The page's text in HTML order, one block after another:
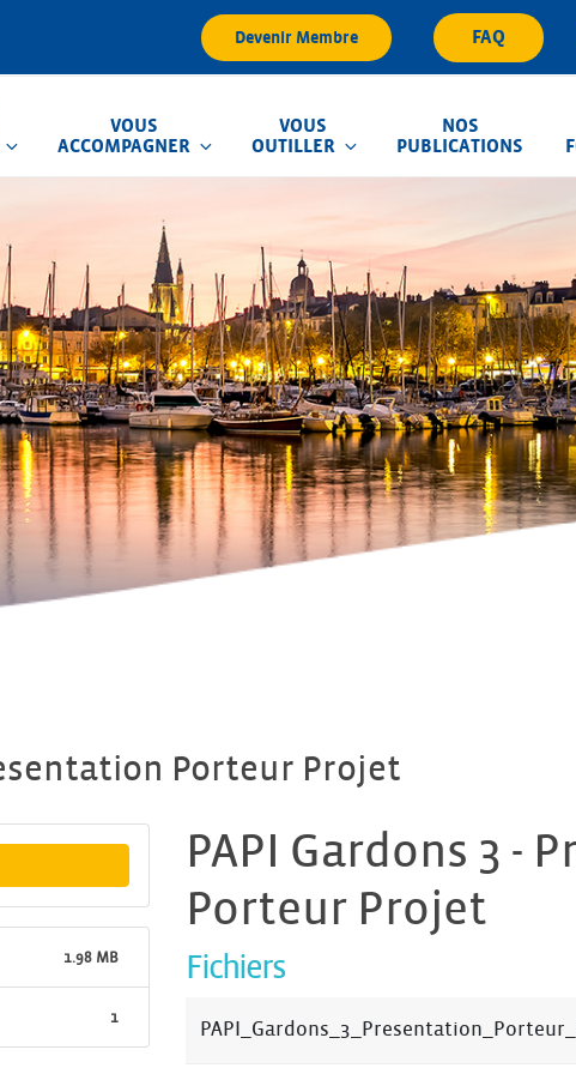
Devenir Membre FAQ
VOUS
ACCOMPAGNER
VOUS
OUTILLER
NOS
PUBLICATIONS
d'Inondation
Porteur Projet
1.98 MB
1
PAPI Gardons 3 -
Porteur Projet
Fichiers